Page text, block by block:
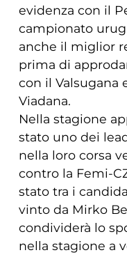
evidenza con il
campionato
anche il miglior
prima di
con il Valsugana
Viadana.
Nella stagione
stato uno dei
nella loro corsa
contro la Femi-
stato tra i
vinto da Mirko
condividerà lo
nella stagione a